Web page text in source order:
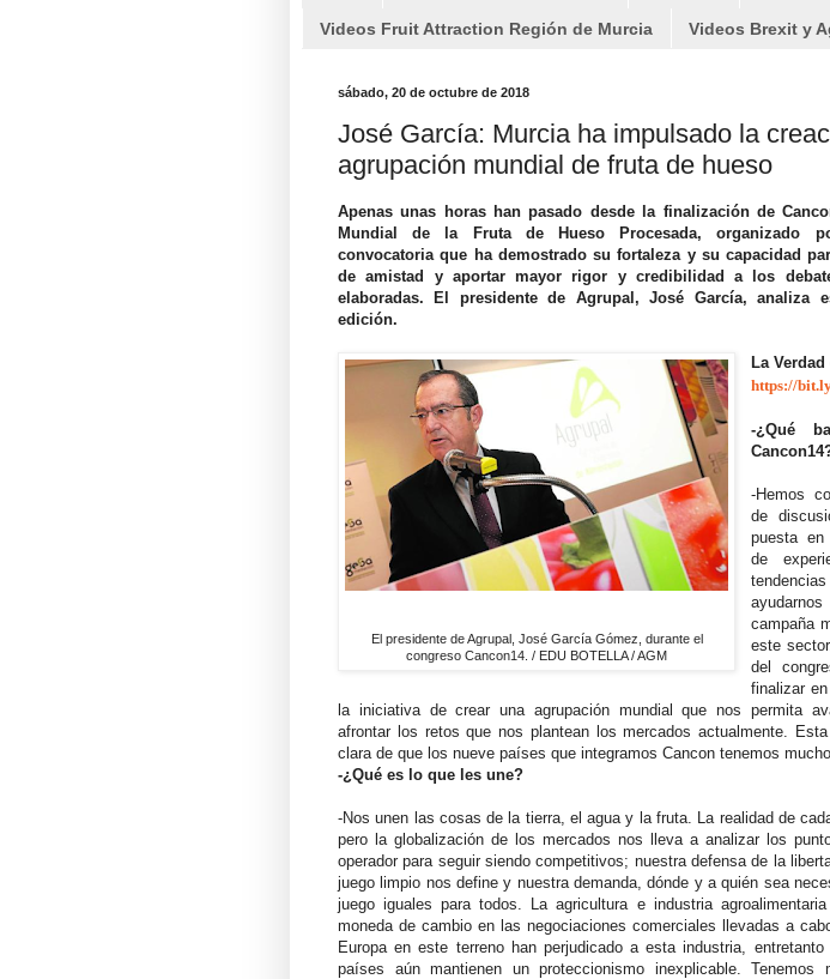
Videos Fruit Attraction Región de Murcia Videos Brexit y
sábado, 20 de octubre de 2018
José García: Murcia ha impulsado la
agrupación mundial de fruta de hueso
Apenas unas horas han pasado desde la finalización de
Mundial de la Fruta de Hueso Procesada, organizado
convocatoria que ha demostrado su fortaleza y su capacidad
de amistad y aportar mayor rigor y credibilidad a los
elaboradas. El presidente de Agrupal, José García, analiza
edición.
El presidente de Agrupal, José García Gómez, durante el
congreso Cancon14. / EDU BOTELLA / AGM
La
https://
-¿Qué
-Hemos
de
puesta en
de
campaña
este
del
finalizar
la iniciativa de crear una agrupación mundial que nos permita
afrontar los retos que nos plantean los mercados actualmente.
clara de que los nueve países que integramos Cancon tenemos
-¿Qué es lo que les une?
-Nos unen las cosas de la tierra, el agua y la fruta. La realidad de
pero la globalización de los mercados nos lleva a analizar los
operador para seguir siendo competitivos; nuestra defensa de la
juego limpio nos define y nuestra demanda, dónde y a quién sea
juego iguales para todos. La agricultura e industria
moneda de cambio en las negociaciones comerciales llevadas a
Europa en este terreno han perjudicado a esta industria,
países aún mantienen un proteccionismo inexplicable. Tenemos